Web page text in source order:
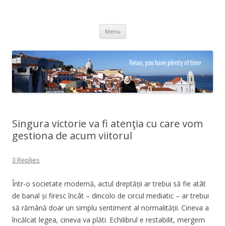
Menu Skip
content
Singura victorie va fi atenţia cu care vom
gestiona de acum viitorul
3 Replies
Într-o societate modernă, actul dreptății ar trebui să fie atât
de banal și firesc încât – dincolo de circul mediatic – ar trebui
să rămână doar un simplu sentiment al normalității. Cineva a
încălcat legea, cineva va plăti. Echilibrul e restabilit, mergem